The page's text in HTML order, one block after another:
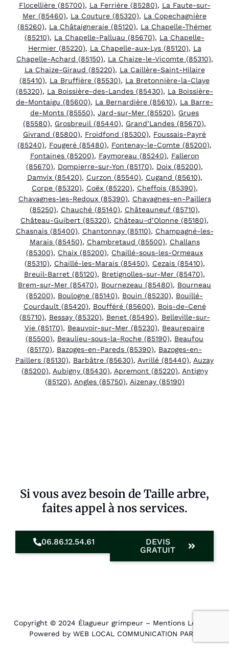
Flocellière (85700), La Ferrière (85280), La Faute-sur-
Mer (85460), La Couture (85320), La Copechagnière
(85260), La Châtaigneraie (85120), La Chapelle-Thémer
(85210), La Chapelle-Palluau (85670), La Chapelle-
Hermier (85220), La Chapelle-aux-Lys (85120), La
Chapelle-Achard (85150), La Chaize-le-Vicomte (85310),
La Chaize-Giraud (85220), La Caillère-Saint-Hilaire
(85410), La Bruffière (85530), La Bretonnière-la-Claye
(85320), La Boissière-des-Landes (85430), La Boissière-
de-Montaigu (85600), La Bernardière (85610), La Barre-
de-Monts (85550), Jard-sur-Mer (85520), Grues
(85580), Grosbreuil (85440), Grand’Landes (85670),
Givrand (85800), Froidfond (85300), Foussais-Payré
(85240), Fougeré (85480), Fontenay-le-Comte (85200),
Fontaines (85200), Faymoreau (85240), Falleron
(85670), Dompierre-sur-Yon (85170), Doix (85200),
Damvix (85420), Curzon (85540), Cugand (85610),
Corpe (85320), Coëx (85220), Cheffois (85390),
Chavagnes-les-Redoux (85390), Chavagnes-en-Paillers
(85250), Chauché (85140), Châteauneuf (85710),
Château-Guibert (85320), Château-d’Olonne (85180),
Chasnais (85400), Chantonnay (85110), Champagné-les-
Marais (85450), Chambretaud (85500), Challans
(85300), Chaix (85200), Chaillé-sous-les-Ormeaux
(85310), Chaillé-les-Marais (85450), Cezais (85410),
Breuil-Barret (85120), Bretignolles-sur-Mer (85470),
Brem-sur-Mer (85470), Bournezeau (85480), Bourneau
(85200), Boulogne (85140), Bouin (85230), Bouillé-
Courdault (85420), Boufféré (85600), Bois-de-Cené
(85710), Bessay (85320), Benet (85490), Belleville-sur-
Vie (85170), Beauvoir-sur-Mer (85230), Beaurepaire
(85500), Beaulieu-sous-la-Roche (85190), Beaufou
(85170), Bazoges-en-Pareds (85390), Bazoges-en-
Paillers (85130), Barbâtre (85630), Avrillé (85440), Auzay
(85200), Aubigny (85430), Apremont (85220), Antigny
(85120), Angles (85750), Aizenay (85190)
Si vous avez besoin de Taille arbre,
faites appel à nos services.
06.86.12.54.61
DEVIS
GRATUIT
Copyright © 2024 Élagueur grimpeur – Mentions Légales
Powered by WEB LOCAL COMMUNICATION PARIS